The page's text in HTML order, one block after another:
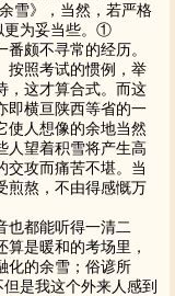
雪》，当然，若严格
更为妥当些。①
颇不寻常的经历。
按照考试的惯例，举
，这才算合式。而这
即横亘陕西等省的一
使人想像的余地当然
人望着积雪将产生高
交攻而痛苦不堪。当
煎熬，不由得感慨万
都能听得一清二
是暖和的考场里，
化的余雪；俗谚所
是我这个外来人感到